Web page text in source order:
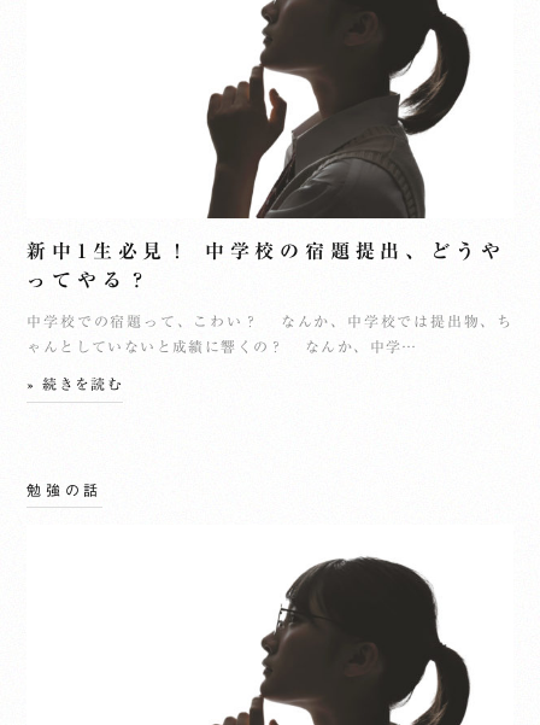
新中1生必見！ 中学校の宿題提出、どうや
ってやる？
中学校での宿題って、こわい？ なんか、中学校では提出物、ち
ゃんとしていないと成績に響くの？ なんか、中学…
» 続きを読む
勉強の話